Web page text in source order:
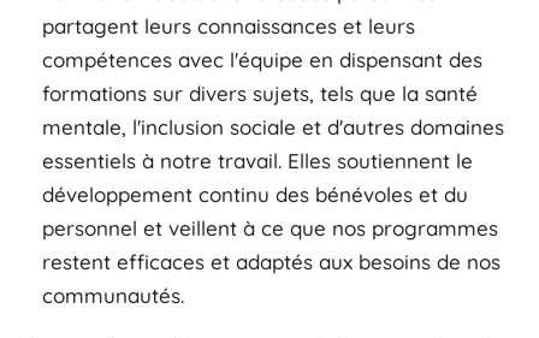
partagent leurs connaissances et leurs
compétences avec l'équipe en dispensant des
formations sur divers sujets, tels que la santé
mentale, l'inclusion sociale et d'autres domaines
essentiels à notre travail. Elles soutiennent le
développement continu des bénévoles et du
personnel et veillent à ce que nos programmes
restent efficaces et adaptés aux besoins de nos
communautés.